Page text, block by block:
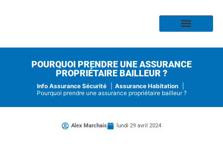
POURQUOI PRENDRE UNE ASSURANCE
PROPRIÉTAIRE BAILLEUR ?
Info Assurance Sécurité
Assurance Habitation
Pourquoi prendre une assurance propriétaire bailleur ?
Alex Marchais lundi 29 avril 2024